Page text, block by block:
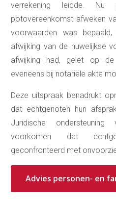
verrekening leidde.
potovereenkomst afweken
voorwaarden was
afwijking van de huwelijkse
afwijking had, gelet op de
eveneens bij notariële akte
Deze uitspraak benadrukt
dat echtgenoten hun
Juridische
voorkomen dat
geconfronteerd met
Advies personen- en